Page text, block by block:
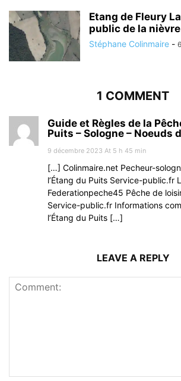
Etang de Fleury
public de la
Stéphane Colinmaire -
1 COMMENT
Guide et Règles de la
Puits – Sologne – Noeuds
9 décembre 2023 At 5 h 45 min
[…] Colinmaire.net Pecheur-
l’Étang du Puits Service-public.fr
Federationpeche45 Pêche de
Service-public.fr Informations
l’Étang du Puits […]
LEAVE A REPLY